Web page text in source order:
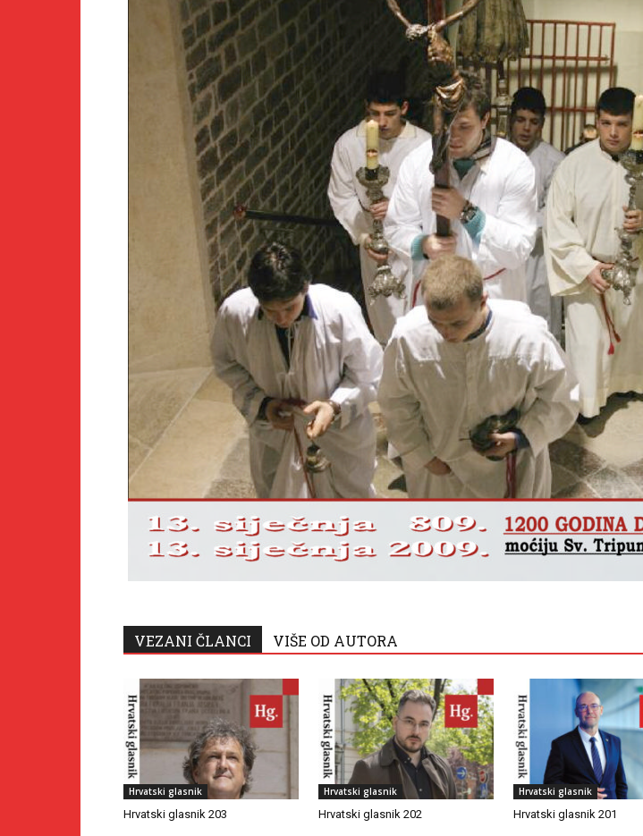
VEZANI ČLANCI VIŠE OD AUTORA
Hrvatski glasnik
Hrvatski glasnik 203
Hrvatski glasnik
Hrvatski glasnik 202
Hrvatski glasnik
Hrvatski glasnik 201